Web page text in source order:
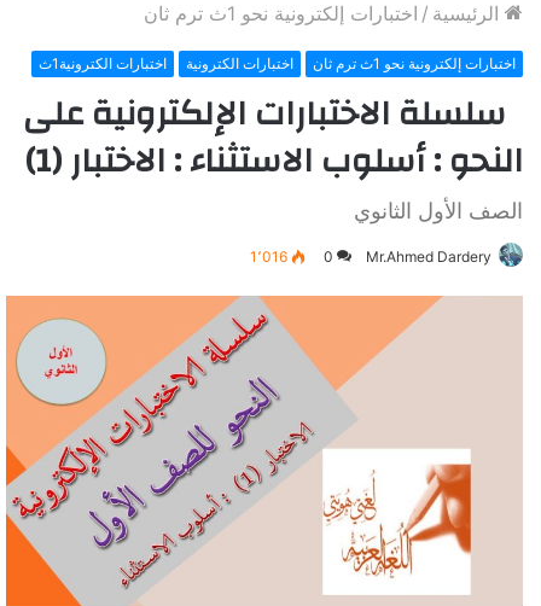
الرئيسية / اختبارات إلكترونية نحو 1ث ترم ثان
اختبارات إلكترونية نحو 1ث ترم ثان اختبارات الكترونية اختبارات الكترونية1ث
سلسلة الاختبارات الإلكترونية على
النحو : أسلوب الاستثناء : الاختبار (1)
الصف الأول الثانوي
Mr.Ahmed Dardery
0 1٬016